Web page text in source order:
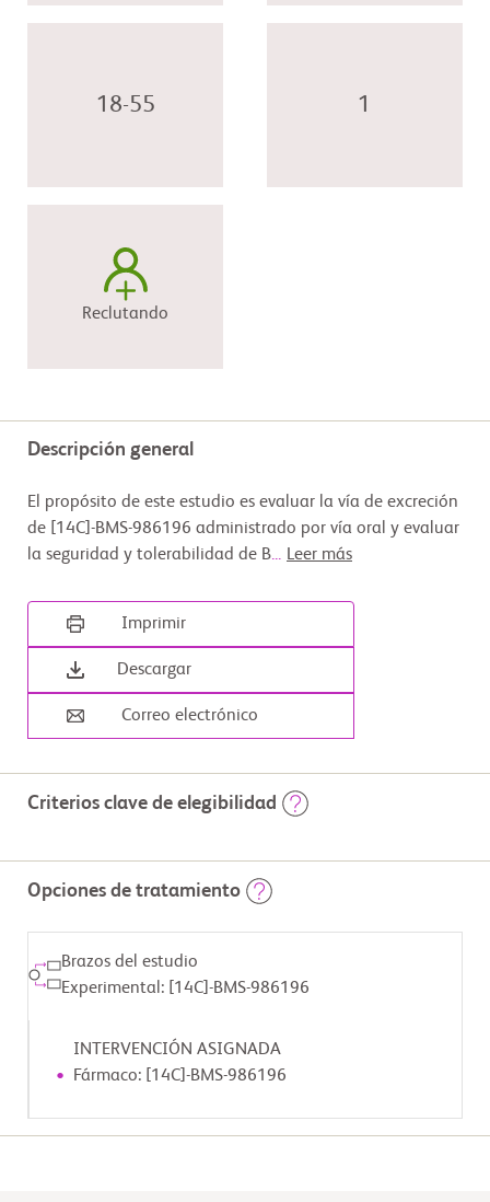
18-55 1
Reclutando
Descripción general
El propósito de este estudio es evaluar la vía de excreción
de [14C]-BMS-986196 administrado por vía oral y evaluar
la seguridad y tolerabilidad de B... Leer más
Imprimir
Descargar
Correo electrónico
Criterios clave de elegibilidad
          - Participantes sanos de sexo masculino sin desviación
en los antecedentes médicos, el electrocardiograma (ECG), las
determinaciones de laboratorio clínico y el examen físico del día
-1.
según lo determine el investigador.
Opciones de tratamiento
Brazos del estudio
Experimental: [14C]-BMS-986196
INTERVENCIÓN ASIGNADA
Fármaco: [14C]-BMS-986196